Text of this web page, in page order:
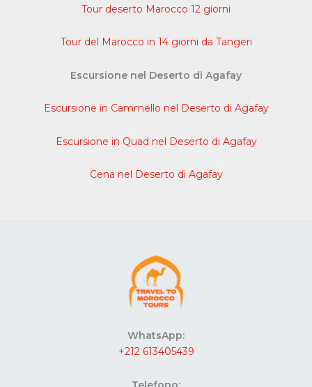
Tour deserto Marocco 12 giorni
Tour del Marocco in 14 giorni da Tangeri
Escursione nel Deserto di Agafay
Escursione in Cammello nel Deserto di Agafay
Escursione in Quad nel Deserto di Agafay
Cena nel Deserto di Agafay
WhatsApp:
+212 613405439